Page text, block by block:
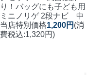
り！バッグにも子ども用
ミニノリゲ 2段ナビ 中
当店特別価格1,200円 (消
費税込:1,320円)